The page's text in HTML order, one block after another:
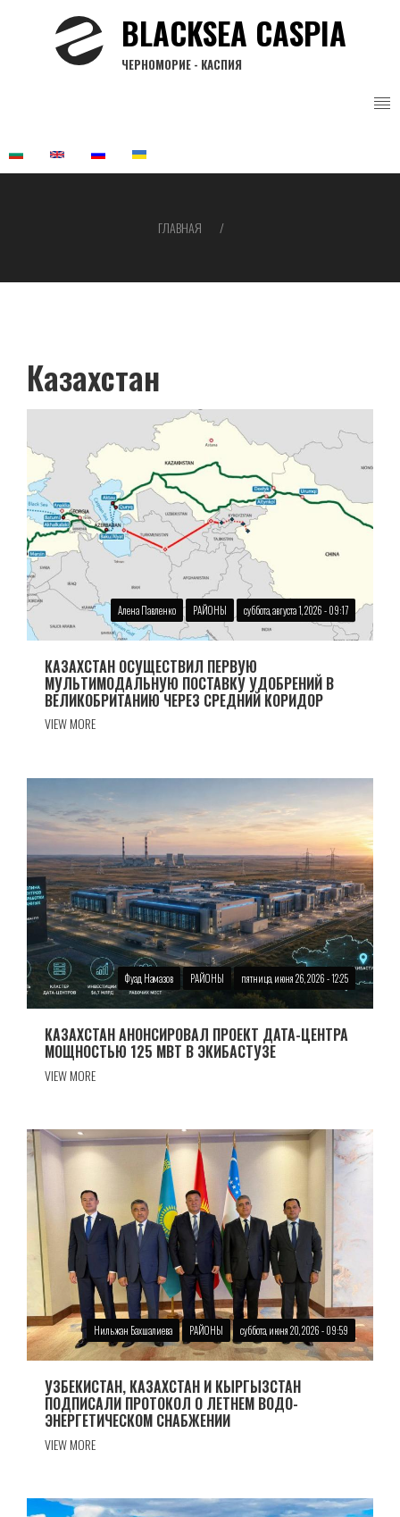
BLACKSEA CASPIA
ЧЕРНОМОРИЕ - КАСПИЯ
навигации
ГЛАВНАЯ
Казахстан
Алена Павленко РАЙОНЫ суббота, августа 1, 2026 - 09:17
КАЗАХСТАН ОСУЩЕСТВИЛ ПЕРВУЮ
МУЛЬТИМОДАЛЬНУЮ ПОСТАВКУ УДОБРЕНИЙ В
ВЕЛИКОБРИТАНИЮ ЧЕРЕЗ СРЕДНИЙ КОРИДОР
VIEW MORE
Фуад Намазов РАЙОНЫ пятница, июня 26, 2026 - 12:25
КАЗАХСТАН АНОНСИРОВАЛ ПРОЕКТ ДАТА-ЦЕНТРА
МОЩНОСТЬЮ 125 МВТ В ЭКИБАСТУЗЕ
VIEW MORE
Нильжан Бахшалиева РАЙОНЫ суббота, июня 20, 2026 - 09:59
УЗБЕКИСТАН, КАЗАХСТАН И КЫРГЫЗСТАН
ПОДПИСАЛИ ПРОТОКОЛ О ЛЕТНЕМ ВОДО-
ЭНЕРГЕТИЧЕСКОМ СНАБЖЕНИИ
VIEW MORE